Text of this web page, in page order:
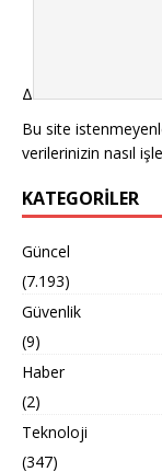
Δ
Bu site
verilerinizin nasıl
KATEGORILER
Güncel
(7.193)
Güvenlik
(9)
Haber
(2)
Teknoloji
(347)